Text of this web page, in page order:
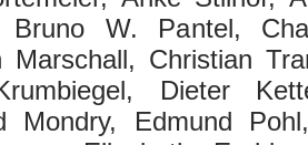
Bruno W. Pantel,
Marschall, Christian
Dieter
Mondry, Edmund